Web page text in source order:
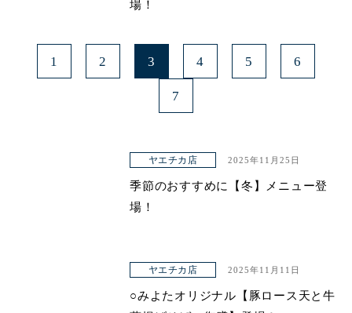
場！
1 2 3 4 5 6
7
ヤエチカ店 2025年11月25日
季節のおすすめに【冬】メニュー登
場！
ヤエチカ店 2025年11月11日
○みよたオリジナル【豚ロース天と牛